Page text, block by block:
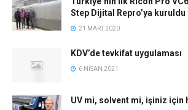
Step Dijital Repro’ya kuruldu
21 MART 2020
KDV’de tevkifat uygulaması
6 NISAN 2021
UV mi, solvent mi, işiniz için